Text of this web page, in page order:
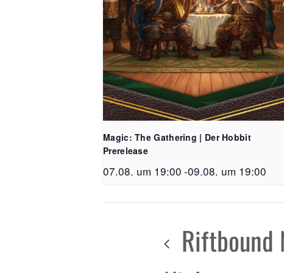
Magic: The Gathering | Der Hobbit
Prerelease
07.08. um 19:00 -09.08. um 19:00
Riftbound